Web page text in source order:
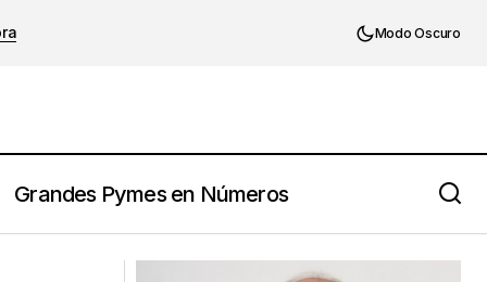
Modo Oscuro
Grandes Pymes en Números
El manager como maestro de orquesta